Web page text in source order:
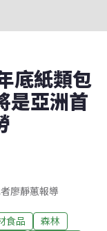
底紙類包
是亞洲首
廖靜蕙報導
食品
森林